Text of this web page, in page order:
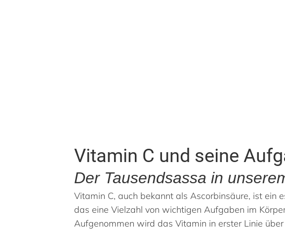
Vitamin C und seine
Der Tausendsassa in
Vitamin C, auch bekannt als Ascorbinsäure, ist ein
das eine Vielzahl von wichtigen Aufgaben im
Aufgenommen wird das Vitamin in erster Linie